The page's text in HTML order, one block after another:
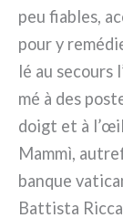
peu fia­bles,
pour y
lé au secours
mé à des
doigt et à
Mammì,
ban­que
Battista